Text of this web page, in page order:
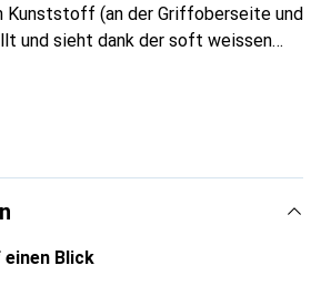
Kunststoff (an der Griffoberseite und
und sieht dank der soft weissen
Blick